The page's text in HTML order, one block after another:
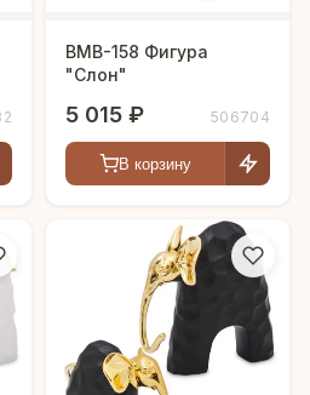
BMB-158 Фигура
"Слон"
5 015 ₽ 506704
В корзину